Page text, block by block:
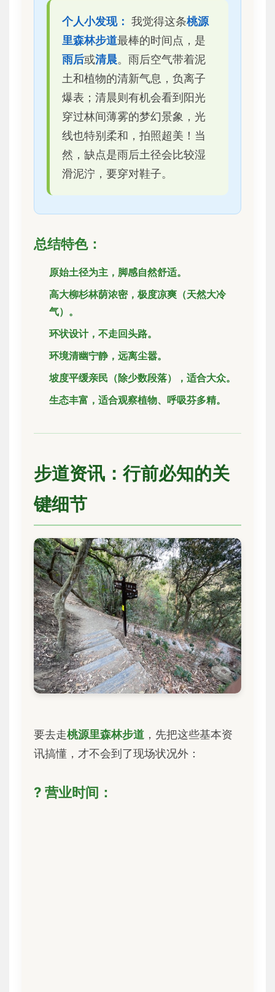
个人小发现： 我觉得这条桃源
里森林步道最棒的时间点，是
雨后或清晨。雨后空气带着泥
土和植物的清新气息，负离子
爆表；清晨则有机会看到阳光
穿过林间薄雾的梦幻景象，光
线也特别柔和，拍照超美！当
然，缺点是雨后土径会比较湿
滑泥泞，要穿对鞋子。
总结特色：
原始土径为主，脚感自然舒适。
高大柳杉林荫浓密，极度凉爽（天然大冷
气）。
环状设计，不走回头路。
环境清幽宁静，远离尘嚣。
坡度平缓亲民（除少数段落），适合大众。
生态丰富，适合观察植物、呼吸芬多精。
步道资讯：行前必知的关
键细节
要去走桃源里森林步道 ，先把这些基本资
讯搞懂，才不会到了现场状况外：
? 营业时间：